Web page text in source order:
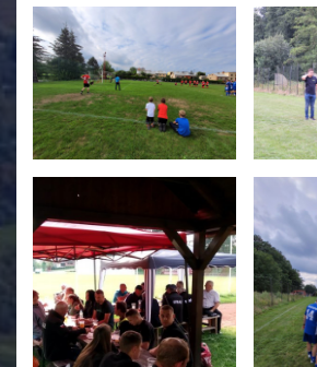
wiejskich
Rada sołecka
Świetlica